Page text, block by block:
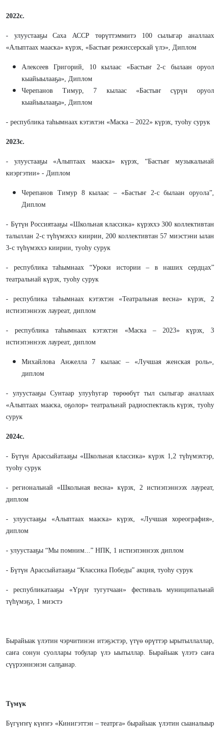
2022с.
- улуустааҕы Саха АССР төрүттэммитэ 100 сылыгар аналлаах
«Алыптаах мааска» күрэх, «Бастыҥ режиссерскай үлэ», Диплом
Алексеев Григорий, 10 кылаас «Бастыҥ 2-с былаан оруол
кыайыылааҕа», Диплом
Черепанов Тимур, 7 кылаас «Бастыҥ сүрүн оруол
кыайыылааҕа», Диплом
- республика таһымнаах кэтэхтэн «Маска – 2022» күрэх, туоһу сурук
2023с.
- улуустааҕы «Алыптаах мааска» күрэх, “Бастыҥ музыкальнай
киэргэтии» - Диплом
Черепанов Тимур 8 кылаас – «Бастыҥ 2-с былаан оруола”,
Диплом
- Бүтүн Россиятааҕы «Школьная классика» күрэххэ 300 коллективтан
талыллан 2-с түһүмэххэ киирии, 200 коллективтан 57 миэстэни ылан
3-с түһүмэххэ киирии, туоһу сурук
- республика таһымнаах “Уроки истории – в наших сердцах”
театральнай күрэх, туоһу сурук
- республика таһымнаах кэтэхтэн «Театральная весна» күрэх, 2
истиэпэннээх лауреат, диплом
- республика таһымнаах кэтэхтэн «Маска – 2023» күрэх, 3
истиэпэннээх лауреат, диплом
Михайлова Анжелла 7 кылаас – «Лучшая женская роль»,
диплом
- улуустааҕы Сунтаар улууһугар төрөөбүт тыл сылыгар аналлаах
«Алыптаах мааска, оҕолор» театральнай радиоспектакль күрэх, туоһу
сурук
2024с.
- Бүтүн Арассыйатааҕы «Школьная классика» күрэх 1,2 түһүмэхтэр,
туоһу сурук
- региональнай «Школьная весна» күрэх, 2 истиэпэннээх лауреат,
диплом
- улуустааҕы «Алыптаах мааска» күрэх, «Лучшая хореография»,
диплом
- улуустааҕы “Мы помним...” НПК, 1 истиэпэннээх диплом
- Бүтүн Арассыйатааҕы “Классика Победы” акция, туоһу сурук
- республикатааҕы «Үрүҥ тугутчаан» фестиваль муниципальнай
түһүмэҕэ, 1 миэстэ
Бырайыак үлэтин чэрчитинэн итэҕэстэр, үтүө өрүттэр ырытыллаллар,
саҥа сонун суоллары тобулар үлэ ыытыллар. Бырайыак үлэтэ саҥа
сүүрээннэнэн салҕанар.
Түмүк
Бүгүҥҥү күҥҥэ «Кинигэттэн – театрга» бырайыак үлэтин сыаналыыр